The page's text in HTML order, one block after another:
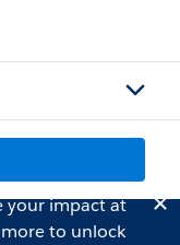
your impact at
to unlock